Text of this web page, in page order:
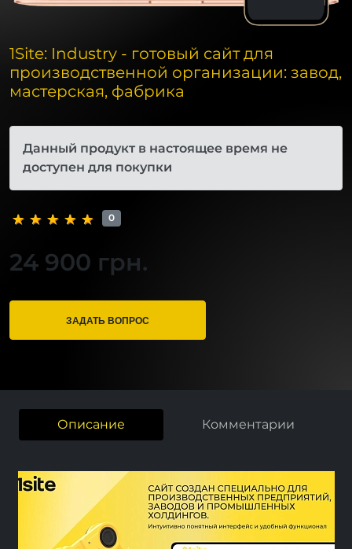
1Site: Industry - готовый сайт для
производственной организации: завод,
мастерская, фабрика
Данный продукт в настоящее время не
доступен для покупки
0
24 900 грн.
ЗАДАТЬ ВОПРОС
Описание Комментарии